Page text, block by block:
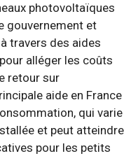
photovoltaïques
gouvernement et
travers des aides
alléger les coûts
retour sur
aide en France
qui varie
et peut atteindre
pour les petits